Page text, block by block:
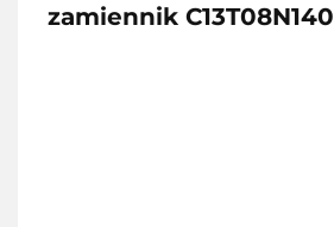
zamiennik C13T08N140